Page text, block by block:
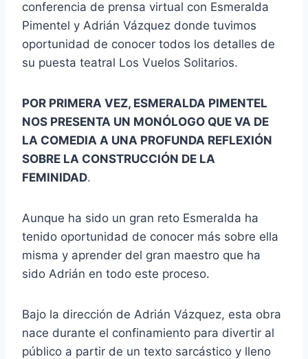
conferencia de prensa virtual con Esmeralda
Pimentel y Adrián Vázquez donde tuvimos
oportunidad de conocer todos los detalles de
su puesta teatral Los Vuelos Solitarios.
POR PRIMERA VEZ, ESMERALDA PIMENTEL
NOS PRESENTA UN MONÓLOGO QUE VA DE
LA COMEDIA A UNA PROFUNDA REFLEXIÓN
SOBRE LA CONSTRUCCIÓN DE LA
FEMINIDAD.
Aunque ha sido un gran reto Esmeralda ha
tenido oportunidad de conocer más sobre ella
misma y aprender del gran maestro que ha
sido Adrián en todo este proceso.
Bajo la dirección de Adrián Vázquez, esta obra
nace durante el confinamiento para divertir al
público a partir de un texto sarcástico y lleno